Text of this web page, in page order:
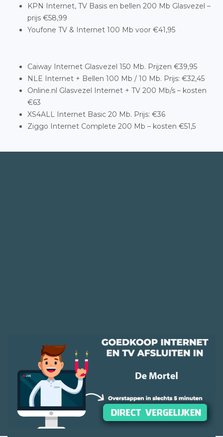
KPN Internet, TV Basis en bellen 200 Mb Glasvezel –
prijs €58,99
Youfone TV & Internet 100 Mb voor €41,95
Caiway Internet Glasvezel 150 Mb. Prijzen €39,95
NLE Internet + Bellen 100 Mb / 10 Mb. Prijs: €32,45
Online.nl Glasvezel Internet + TV 200 Mb/s – kosten
€63
XS4ALL Internet Basic 20 Mb. Prijs: €36
Ziggo Internet Complete 200 Mb – kosten €51,5